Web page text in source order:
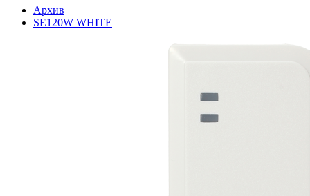
Архив
SE120W WHITE